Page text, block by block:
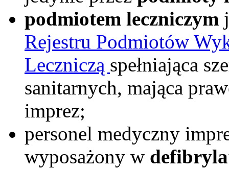
podmiotem leczniczym
Rejestru Podmiotów
Leczniczą spełniająca
sanitarnych, mająca
imprez;
personel medyczny
wyposażony w